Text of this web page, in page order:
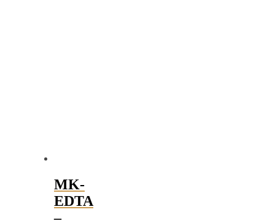
MK-
EDTA
–